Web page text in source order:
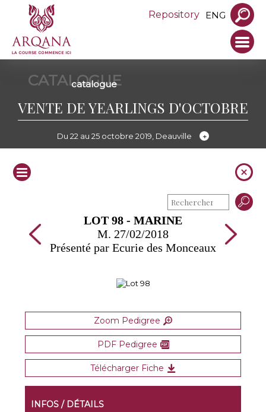
Repository ENG
CATALOGUE
catalogue
VENTE DE YEARLINGS D'OCTOBRE
Du 22 au 25 octobre 2019, Deauville
LOT 98 - MARINE
M. 27/02/2018
Présenté par Ecurie des Monceaux
Zoom Pedigree
PDF Pedigree
Télécharger Fiche
INFOS / DÉTAILS